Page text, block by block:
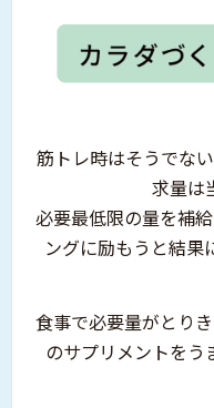
筋トレ時はそうでな
求量は
必要最低限の量を補給
ングに励もうと結果
食事で必要量がとり
のサプリメントをう